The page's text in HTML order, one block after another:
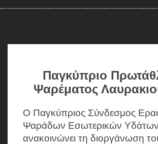
Παγκύπριο
Ψαρέματος
Ο Παγκύπριος Σύνδεσμος
Ψαράδων Εσωτερικών Υδάτων
ανακοινώνει τη διοργάνωση